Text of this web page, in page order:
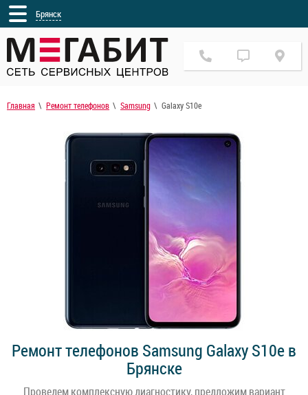
Брянск
Главная Ремонт телефонов Samsung Galaxy S10e
Ремонт телефонов Samsung Galaxy S10e в
Брянске
Проведем комплексную диагностику, предложим вариант